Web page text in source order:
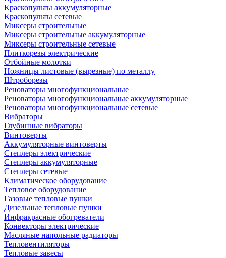
Краскопульты аккумуляторные
Краскопульты сетевые
Миксеры строительные
Миксеры строительные аккумуляторные
Миксеры строительные сетевые
Плиткорезы электрические
Отбойные молотки
Ножницы листовые (вырезные) по металлу
Штроборезы
Реноваторы многофункциональные
Реноваторы многофункциональные аккумуляторные
Реноваторы многофункциональные сетевые
Вибраторы
Глубинные вибраторы
Винтоверты
Аккумуляторные винтоверты
Степлеры электрические
Степлеры аккумуляторные
Степлеры сетевые
Климатическое оборудование
Тепловое оборудование
Газовые тепловые пушки
Дизельные тепловые пушки
Инфракрасные обогреватели
Конвекторы электрические
Масляные напольные радиаторы
Тепловентиляторы
Тепловые завесы